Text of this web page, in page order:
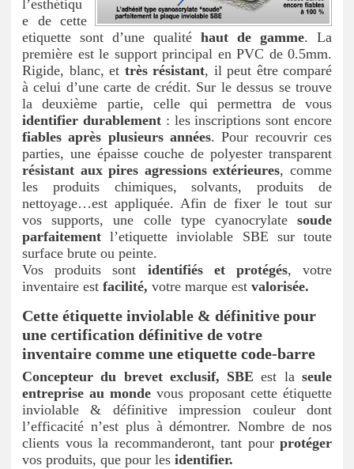
l’esthétiqu
e de cette
etiquette sont d’une qualité haut de gamme. La
première est le support principal en PVC de 0.5mm.
Rigide, blanc, et très résistant, il peut être comparé
à celui d’une carte de crédit. Sur le dessus se trouve
la deuxième partie, celle qui permettra de vous
identifier durablement: les inscriptions sont encore
fiables après plusieurs années. Pour recouvrir ces
parties, une épaisse couche de polyester transparent
résistant aux pires agressions extérieures, comme
les produits chimiques, solvants, produits de
nettoyage…est appliquée. Afin de fixer le tout sur
vos supports, une colle type cyanocrylate soude
parfaitement l’etiquette inviolable SBE sur toute
surface brute ou peinte.
Vos produits sont identifiés et protégés, votre
inventaire est facilité, votre marque est valorisée.
Cette étiquette inviolable & définitive pour
une certification définitive de votre
inventaire comme une etiquette code-barre
Concepteur du brevet exclusif, SBEest laseule
entreprise au monde vous proposant cette étiquette
inviolable & définitive impression couleur dont
l’efficacité n’est plus à démontrer. Nombre de nos
clients vous la recommanderont, tant pour protéger
vos produits, que pour les identifier.